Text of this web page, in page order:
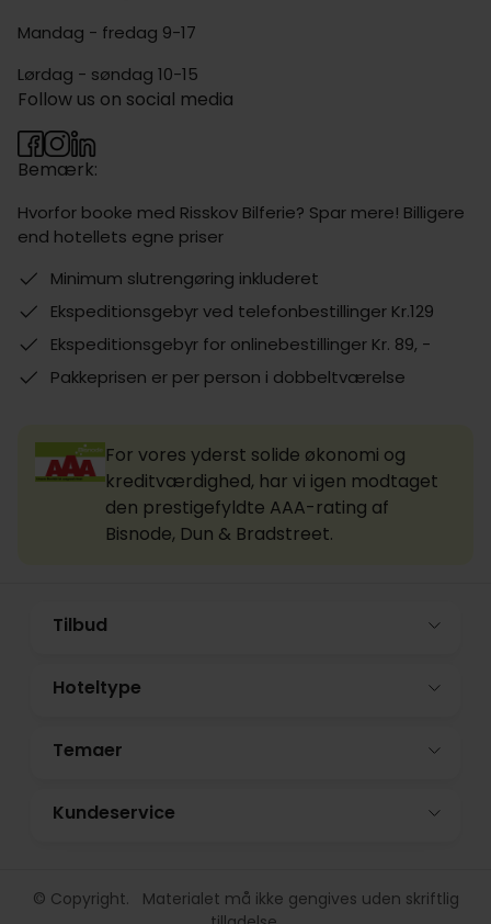
Mandag - fredag 9-17
Lørdag - søndag 10-15
Bemærk:
Hvorfor booke med Risskov Bilferie? Spar mere! Billigere
end hotellets egne priser
Minimum slutrengøring inkluderet
Ekspeditionsgebyr ved telefonbestillinger Kr.129
Ekspeditionsgebyr for onlinebestillinger Kr. 89, -
Pakkeprisen er per person i dobbeltværelse
Follow us on social media
For vores yderst solide økonomi og
kreditværdighed, har vi igen modtaget
den prestigefyldte AAA-rating af
Bisnode, Dun & Bradstreet.
Tilbud
Hoteltype
Temaer
Kundeservice
© Copyright. Materialet må ikke gengives uden skriftlig